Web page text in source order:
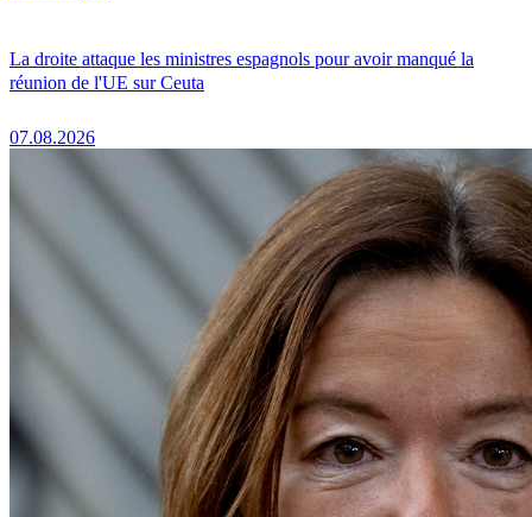
La droite attaque les ministres espagnols pour avoir manqué la
réunion de l'UE sur Ceuta
07.08.2026